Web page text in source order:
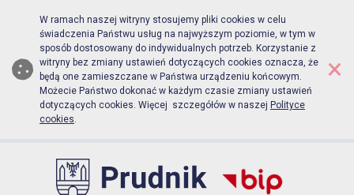
Biuletyn Informacji Publicznej
Przejdź do menu głównego
Przejdź do głównej zawartości
W ramach naszej witryny stosujemy pliki cookies w celu
świadczenia Państwu usług na najwyższym poziomie, w tym w
sposób dostosowany do indywidualnych potrzeb. Korzystanie z
witryny bez zmiany ustawień dotyczących cookies oznacza, że
będą one zamieszczane w Państwa urządzeniu końcowym.
Możecie Państwo dokonać w każdym czasie zmiany ustawień
dotyczących cookies. Więcej szczegółów w naszej Polityce
cookies.
×